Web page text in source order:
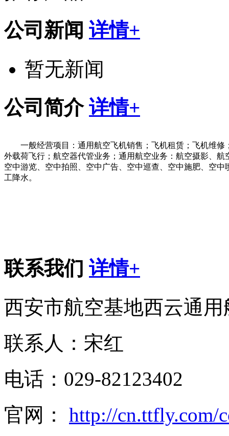
公司新闻 详情+
暂无新闻
公司简介 详情+
一般经营项目：通用航空飞机销售；飞机租赁；飞机维
外载荷飞行；航空器代管业务；通用航空业务：航空摄影、
空中游览、空中拍照、空中广告、空中巡查、空中施肥、空
工降水。
联系我们 详情+
西安市航空基地西云通
联系人：宋红
电话：029-82123402
官网： http://cn.ttfly.com/